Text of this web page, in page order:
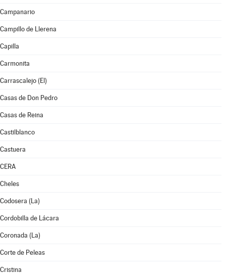
Campanario
Campillo de Llerena
Capilla
Carmonita
Carrascalejo (El)
Casas de Don Pedro
Casas de Reina
Castilblanco
Castuera
CERA
Cheles
Codosera (La)
Cordobilla de Lácara
Coronada (La)
Corte de Peleas
Cristina